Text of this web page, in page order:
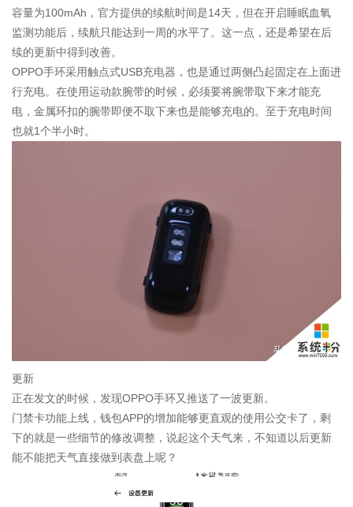
容量为100mAh，官方提供的续航时间是14天，但在开启睡眠血氧
监测功能后，续航只能达到一周的水平了。这一点，还是希望在后
续的更新中得到改善。
OPPO手环采用触点式USB充电器，也是通过两侧凸起固定在上面进
行充电。在使用运动款腕带的时候，必须要将腕带取下来才能充
电，金属环扣的腕带即便不取下来也是能够充电的。至于充电时间
也就1个半小时。
更新
正在发文的时候，发现OPPO手环又推送了一波更新。
门禁卡功能上线，钱包APP的增加能够更直观的使用公交卡了，剩
下的就是一些细节的修改调整，说起这个天气来，不知道以后更新
能不能把天气直接做到表盘上呢？